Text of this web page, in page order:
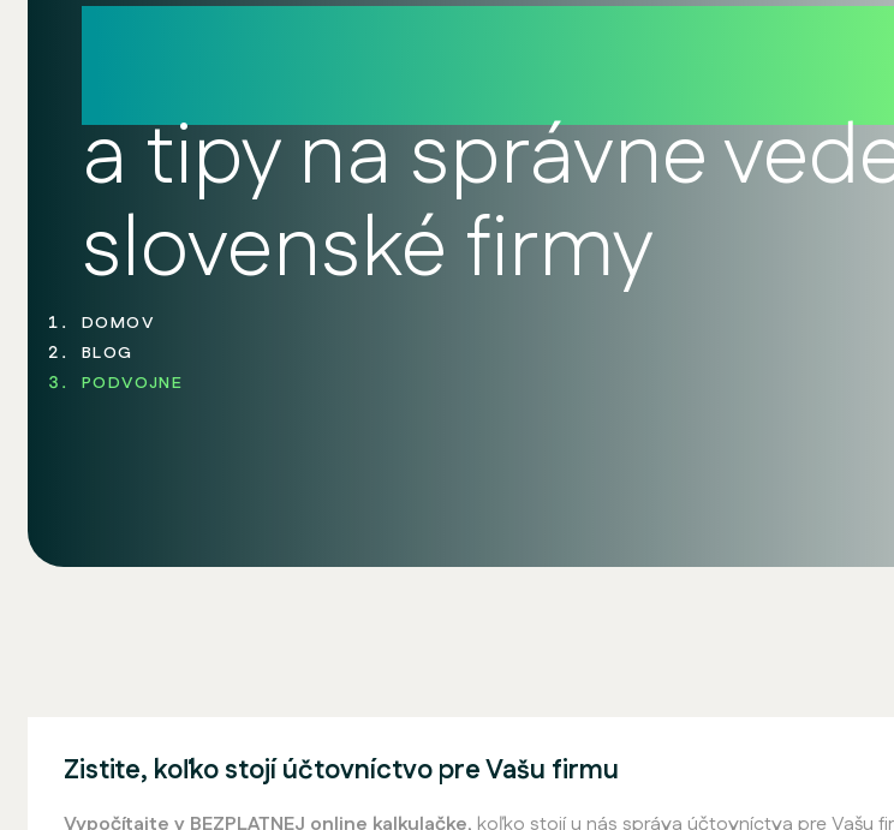
a tipy na správne
slovenské firmy
DOMOV
BLOG
PODVOJNE
Zistite, koľko stojí účtovníctvo pre Vašu firmu